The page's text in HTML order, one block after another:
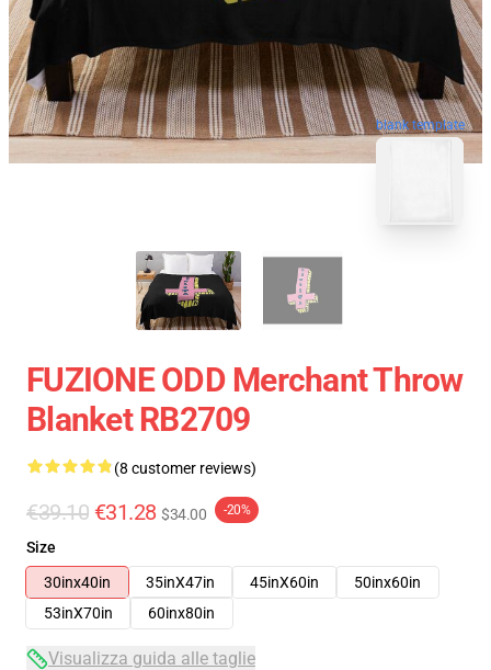
blank template
FUZIONE ODD Merchant Throw
Blanket RB2709
(8 customer reviews)
€39.10 €31.28 $34.00 -20%
Size
30inx40in
35inX47in 45inX60in
50inx60in
53inX70in
60inx80in
Visualizza guida alle taglie